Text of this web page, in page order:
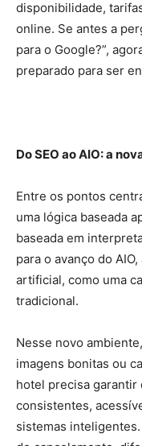
disponibilidade,
online. Se antes a
para o Google?”,
preparado para ser
Do SEO ao AIO: a
Entre os pontos
uma lógica baseada
baseada em
para o avanço do
artificial, como uma
tradicional.
Nesse novo
imagens bonitas ou
hotel precisa garantir
consistentes,
sistemas